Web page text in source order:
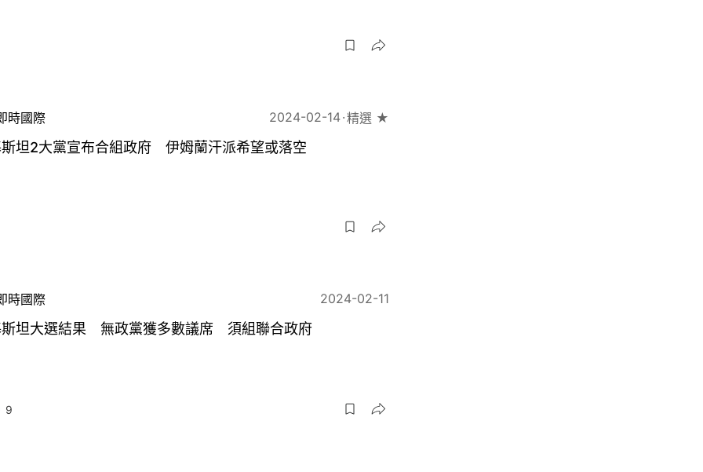
時國際 2024-02-14 精選 ★
坦2大黨宣布合組政府 伊姆蘭汗派希望或落空
時國際 2024-02-11
坦大選結果 無政黨獲多數議席 須組聯合政府
9